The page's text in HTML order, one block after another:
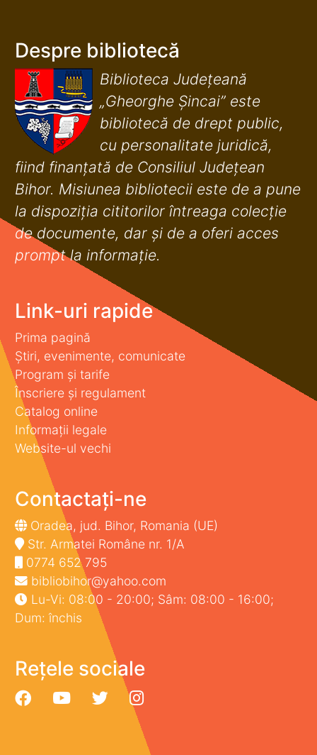
Despre bibliotecă
Biblioteca Județeană
„Gheorghe Șincai” este
bibliotecă de drept public,
cu personalitate juridică,
fiind finanţată de Consiliul Judeţean
Bihor. Misiunea bibliotecii este de a pune
la dispoziţia cititorilor întreaga colecţie
de documente, dar şi de a oferi acces
prompt la informaţie.
Link-uri rapide
Prima pagină
Știri, evenimente, comunicate
Program și tarife
Înscriere și regulament
Catalog online
Informații legale
Website-ul vechi
Contactați-ne
Oradea, jud. Bihor, Romania (UE)
Str. Armatei Române nr. 1/A
0774 652 795
bibliobihor@yahoo.com
Lu-Vi: 08:00 - 20:00; Sâm: 08:00 - 16:00;
Dum: închis
Rețele sociale